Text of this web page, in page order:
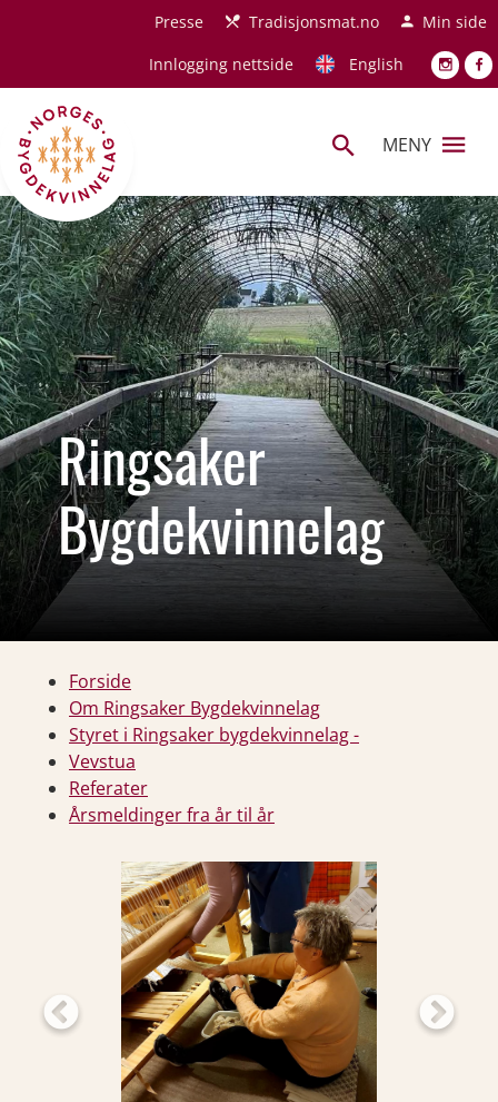
Hopp til hovedinnholdPresse Tradisjonsmat.no
Min side
Innlogging nettside
English
MENY
Ringsaker
Bygdekvinnelag
Forside
Om Ringsaker Bygdekvinnelag
Styret i Ringsaker bygdekvinnelag -
Vevstua
Referater
Årsmeldinger fra år til år